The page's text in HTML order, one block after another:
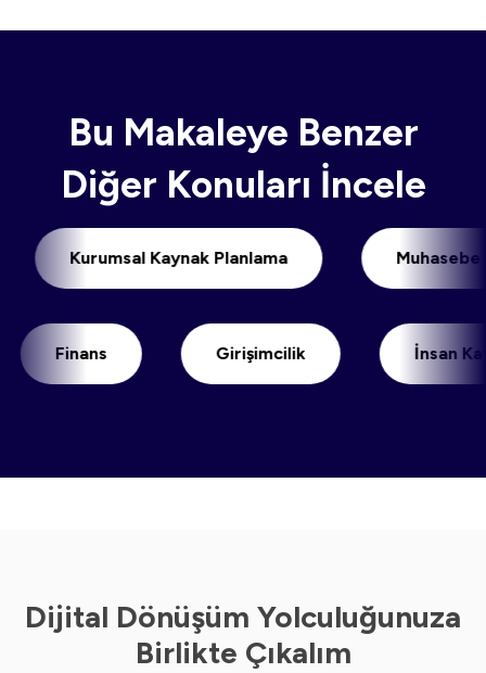
Bu Makaleye Benzer
Diğer Konuları İncele
Kurumsal Kaynak Planlama
Finans Girişimcilik İnsan
Dijital Dönüşüm Yolculuğunuza
Birlikte Çıkalım